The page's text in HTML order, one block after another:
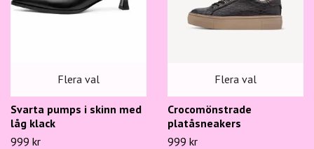
Flera val
Svarta pumps i skinn med
låg klack
999 kr
Flera val
Crocomönstrade
platåsneakers
999 kr